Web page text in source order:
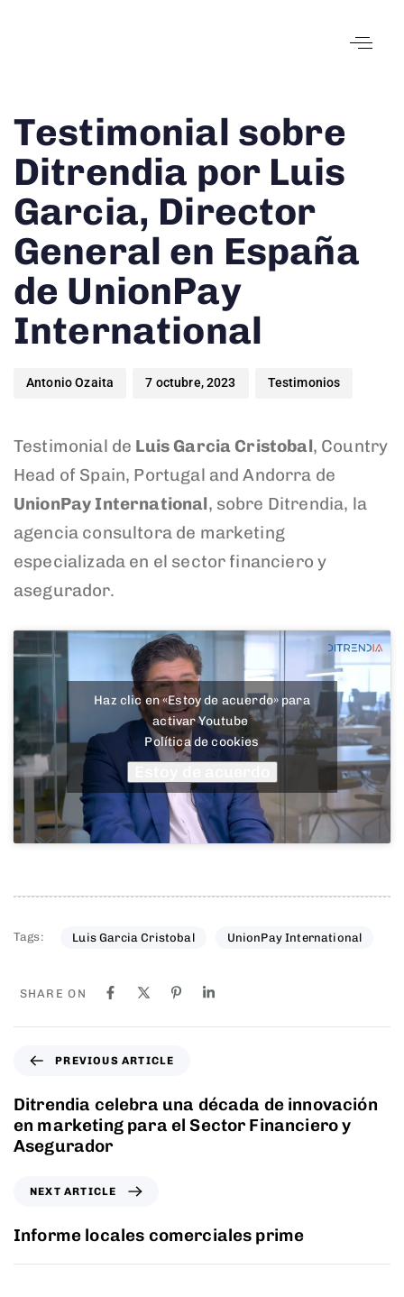
Testimonial sobre
Ditrendia por Luis
Garcia, Director
General en España
de UnionPay
International
Antonio Ozaita
on:
7 octubre, 2023
in:
Testimonios
Testimonial de Luis Garcia Cristobal, Country
Head of Spain, Portugal and Andorra de
UnionPay International, sobre Ditrendia, la
agencia consultora de marketing
especializada en el sector financiero y
asegurador.
Haz clic en «Estoy de acuerdo» para
activar Youtube
Política de cookies
Tags: Luis Garcia Cristobal UnionPay International
SHARE ON
PREVIOUS ARTICLE
Ditrendia celebra una década de innovación
en marketing para el Sector Financiero y
Asegurador
NEXT ARTICLE
Informe locales comerciales prime